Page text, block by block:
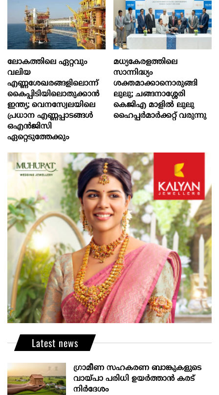
ലോകത്തിലെ ഏറ്റവും
വലിയ
എണ്ണശേഖരങ്ങളിലൊന്ന്
കൈപ്പിടിയിലൊതുക്കാന്‍
ഇന്ത്യ; വെനസ്വേലയിലെ
പ്രധാന എണ്ണപ്പാടങ്ങള്‍
ഒഎന്‍ജിസി
ഏറ്റെടുത്തേക്കും
മധ്യകേരളത്തിലെ
സാന്നിദ്ധ്യം
ശക്തമാക്കാനൊരുങ്ങി
ലുലു; ചങ്ങനാശ്ശേരി
കെജിഎ മാളിൽ ലുലു
ഹൈപ്പർമാർക്കറ്റ് വരുന്നു
Latest news
ഗ്രാമീണ സഹകരണ ബാങ്കുകളുടെ
വായ്പാ പരിധി ഉയർത്താൻ കരട്
നിർദേശം